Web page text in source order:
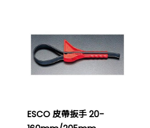
ESCO 皮帶扳手 20-